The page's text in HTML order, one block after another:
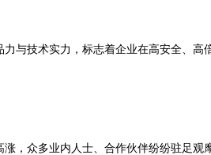
技术实力，标志着企业在高安全、高
众多业内人士、合作伙伴纷纷驻足观